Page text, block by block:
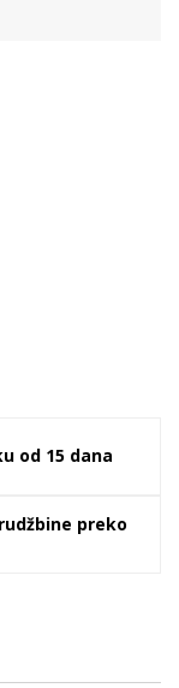
od 15 dana
preko